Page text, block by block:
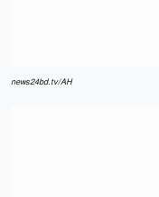
news24bd.tv/AH